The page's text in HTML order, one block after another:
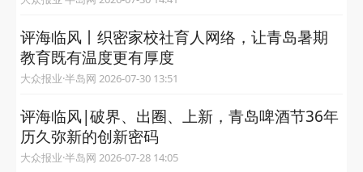
评海临风丨织密家校社育人网络，让青岛暑期
教育既有温度更有厚度
大众报业·半岛网 2026-07-30 13:51
评海临风|破界、出圈、上新，青岛啤酒节36年
历久弥新的创新密码
大众报业·半岛网 2026-07-28 14:05